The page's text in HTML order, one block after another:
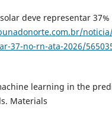
deve representar 37%
37-no-rn-ata-2026/
learning in the
Materials